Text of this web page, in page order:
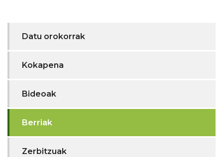
Datu orokorrak
Kokapena
Bideoak
Berriak
Zerbitzuak